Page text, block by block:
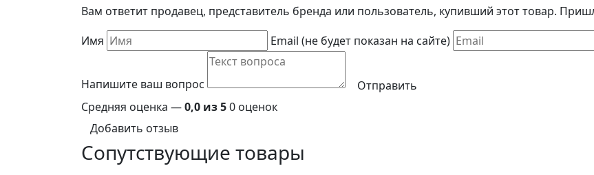
Вам ответит продавец, представитель бренда или пользователь, купивший этот товар.
Имя
Email (не будет показан на сайте)
Напишите ваш вопрос
Отправить
Средняя оценка —0,0 из 50 оценок
Добавить отзыв
Сопутствующие товары